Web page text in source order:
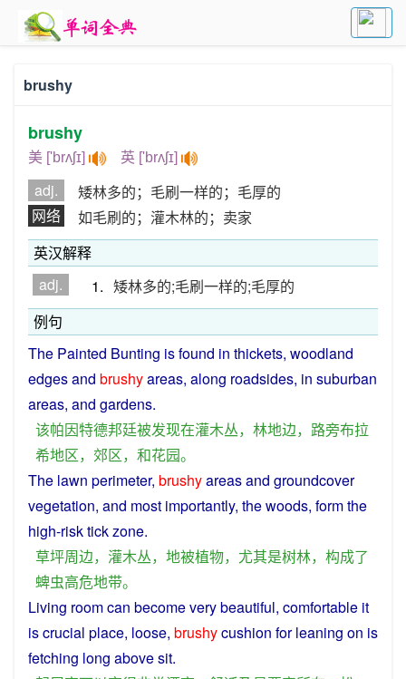
brushy
brushy
美 ['brʌʃɪ] 英 ['brʌʃɪ]
adj.
矮林多的；毛刷一样的；毛厚的
网络
如毛刷的；灌木林的；卖家
英汉解释
adj.
1. 矮林多的;毛刷一样的;毛厚的
例句
The Painted Bunting isfound in thickets, woodland
edgesand brushyareas, along roadsides, in suburban
areas, and gardens.
该帕因特德邦廷被发现在灌木丛， 林地边， 路旁布拉
希地区， 郊区， 和花园。
The lawn perimeter, brushyareas and groundcover
vegetation, and most importantly, thewoods, formthe
high-risktickzone.
草坪周边， 灌木丛， 地被植物， 尤其是树林， 构成了
蜱虫高危地带。
Living roomcan becomeverybeautiful, comfortable it
iscrucial place, loose, brushycushion for leaning on is
fetching long abovesit.